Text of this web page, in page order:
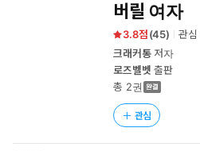
버릴 여자
3.8 (45) 관심
크래커통저자
로즈벨벳 출판
총 2권
관심